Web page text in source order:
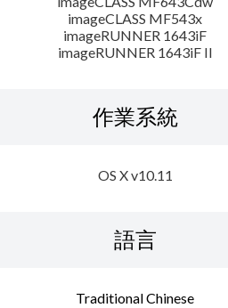
imageCLASS MF543x
imageRUNNER 1643iF
imageRUNNER 1643iF II
作業系統
OS X v10.11
語言
Traditional Chinese